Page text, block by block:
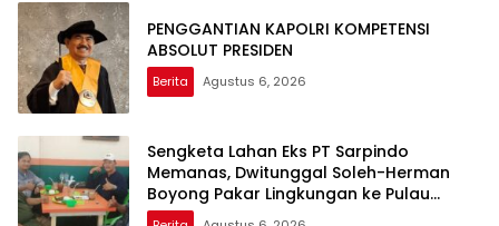
PENGGANTIAN KAPOLRI KOMPETENSI
ABSOLUT PRESIDEN
Berita Agustus 6, 2026
Sengketa Lahan Eks PT Sarpindo
Memanas, Dwitunggal Soleh-Herman
Boyong Pakar Lingkungan ke Pulau
Rupat